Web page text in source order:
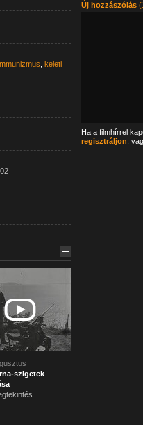
keleti
szigetek
Új hozzászólás
Ha a filmhírrel
regisztráljon ,